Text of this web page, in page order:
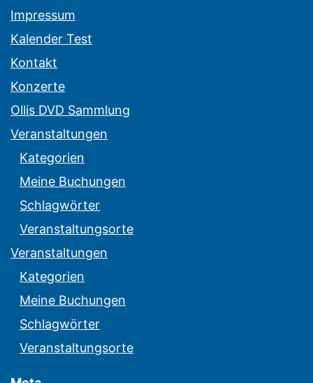
Impressum
Kalender Test
Kontakt
Konzerte
Ollis DVD Sammlung
Veranstaltungen
Kategorien
Meine Buchungen
Schlagwörter
Veranstaltungsorte
Veranstaltungen
Kategorien
Meine Buchungen
Schlagwörter
Veranstaltungsorte